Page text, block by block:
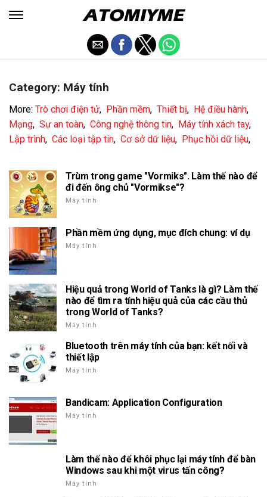
Category: Máy tính
More: Trò chơi điện tử, Phần mềm, Thiết bị, Hệ điều hành,
Mạng, Sự an toàn, Công nghệ thông tin, Máy tính xách tay,
Lập trình, Các loại tập tin, Cơ sở dữ liệu, Phục hồi dữ liệu,
Trùm trong game "Vormiks". Làm thế nào để
đi đến ông chủ "Vormikse"?
Máy tính
Phần mềm ứng dụng, mục đích chung: ví dụ
Máy tính
Hiệu quả trong World of Tanks là gì? Làm thế
nào để tìm ra tính hiệu quả của các cầu thủ
trong World of Tanks?
Máy tính
Bluetooth trên máy tính của bạn: kết nối và
thiết lập
Máy tính
Bandicam: Application Configuration
Máy tính
Làm thế nào để khôi phục lại máy tính để bàn
Windows sau khi một virus tấn công?
Máy tính